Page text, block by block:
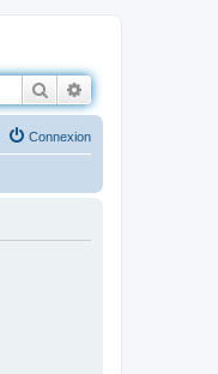
Rechercher
Connexion